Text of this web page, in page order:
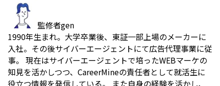
監修者gen
1990年生まれ。大学卒業後、東証一部上場のメーカーに
入社。その後サイバーエージェントにて広告代理事業に従
事。 現在はサイバーエージェントで培ったWEBマーケの
知見を活かしつつ、CareerMineの責任者として就活生に